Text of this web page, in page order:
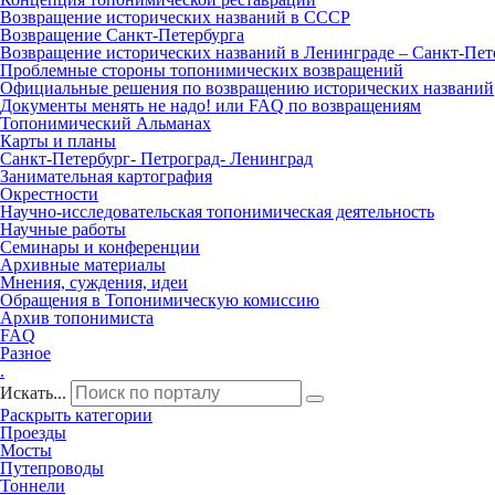
Возвращение исторических названий в СССР
Возвращение Санкт‑Петербурга
Возвращение исторических названий в Ленинграде –
Проблемные стороны топонимических возвращений
Официальные решения по возвращению исторических названий
Документы менять не надо! или FAQ по возвращениям
Топонимический Альманах
Карты и планы
Санкт‑Петербург‑ Петроград‑ Ленинград
Занимательная картография
Окрестности
Научно‑исследовательская топонимическая деятельность
Научные работы
Семинары и конференции
Архивные материалы
Мнения, суждения, идеи
Обращения в Топонимическую комиссию
Архив топонимиста
FAQ
Разное
.
Искать...
Раскрыть категории
Проезды
Мосты
Путепроводы
Тоннели